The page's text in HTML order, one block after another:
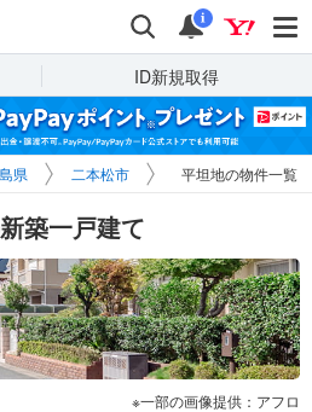
検索 通知
i
ID新規取得
県 二本松市 平坦地の物件一覧
築一戸建て
一部の画像提供：アフロ